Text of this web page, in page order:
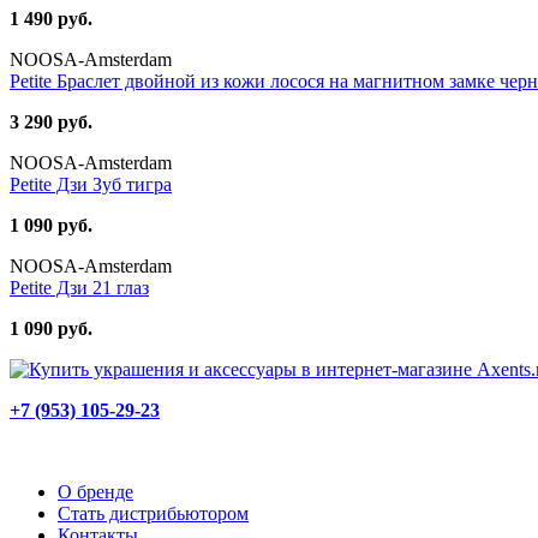
1 490 руб.
NOOSA-Amsterdam
Petite Браслет двойной из кожи лосося на магнитном замке
3 290 руб.
NOOSA-Amsterdam
Petite Дзи Зуб тигра
1 090 руб.
NOOSA-Amsterdam
Petite Дзи 21 глаз
1 090 руб.
+7 (953) 105-29-23
О бренде
Стать дистрибьютором